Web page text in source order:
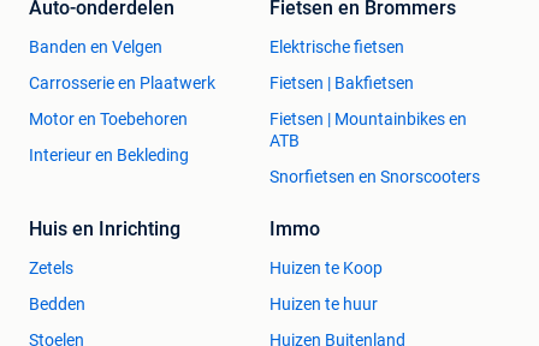
Auto-onderdelen
Banden en Velgen
Carrosserie en Plaatwerk
Motor en Toebehoren
Interieur en Bekleding
Fietsen en Brommers
Elektrische fietsen
Fietsen | Bakfietsen
Fietsen | Mountainbikes en
ATB
Snorfietsen en Snorscooters
Huis en Inrichting
Zetels
Bedden
Stoelen
Immo
Huizen te Koop
Huizen te huur
Huizen Buitenland